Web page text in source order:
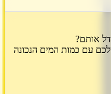
אותם?
עם כמות המים הנכונה